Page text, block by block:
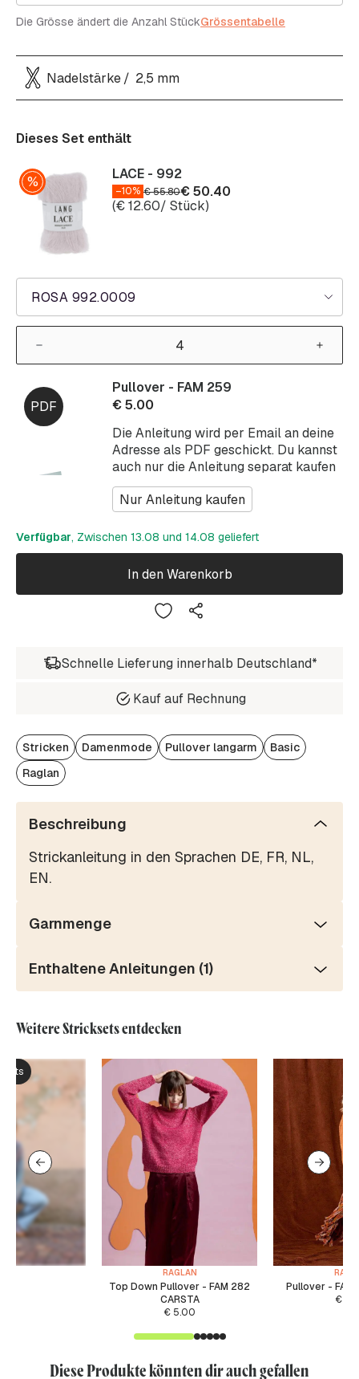
Die Grösse ändert die Anzahl StückGrössentabelle
Nadelstärke 2,5 mm
Dieses Set enthält
ROSA 992.0009
LACE - 992
–10% €55.80€50.40
(€12.60/ Stück)
Die Anleitung wird per Email an deine
Adresse als PDF geschickt. Du kannst
auch nur die Anleitung separat kaufen
Nur Anleitung kaufen
Pullover - FAM 259
€5.00
Verfügbar, Zwischen 13.08 und 14.08 geliefert
In den Warenkorb
Schnelle Lieferung innerhalb Deutschland*
Kauf auf Rechnung
Stricken Damenmode Pullover langarm
Basic
Raglan
Beschreibung
Strickanleitung in den Sprachen DE, FR, NL,
EN.
Garnmenge
Enthaltene Anleitungen (1)
Weitere Stricksets entdecken
RAGLAN
Top Down Pullover - FAM 282
CARSTA
€ 5.00
Pullover - FAM
€
Diese Produkte könnten dir auch gefallen